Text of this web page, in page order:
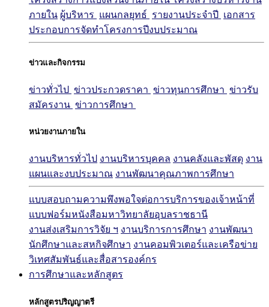
ภายใน ผู้บริหาร แผนกลยุทธ์ รายงานประจำปี
เอกสาร
ประกอบการจัดทำโครงการปีงบประมาณ
ข่าวและกิจกรรม
ข่าวทั่วไป ข่าวประกวดราคา ข่าวทุนการศึกษา ข่าวรับ
สมัครงาน ข่าวการศึกษา
หน่วยงานภายใน
งานบริหารทั่วไป งานบริหารบุคคล งานคลังและพัสดุ งาน
แผนและงบประมาณ งานพัฒนาคุณภาพการศึกษา
แบบสอบถามความพึงพอใจต่อการบริการของเจ้าหน้าที่
แบบฟอร์มหนังสือมหาวิทยาลัยอุบลราชธานี
งานส่งเสริมการวิจัย ฯ งานบริการการศึกษา งานพัฒนา
นักศึกษาและสหกิจศึกษา งานคอมพิวเตอร์และเครือข่าย
วิเทศสัมพันธ์และสื่อสารองค์กร
การศึกษาและหลักสูตร
หลักสูตรปริญญาตรี